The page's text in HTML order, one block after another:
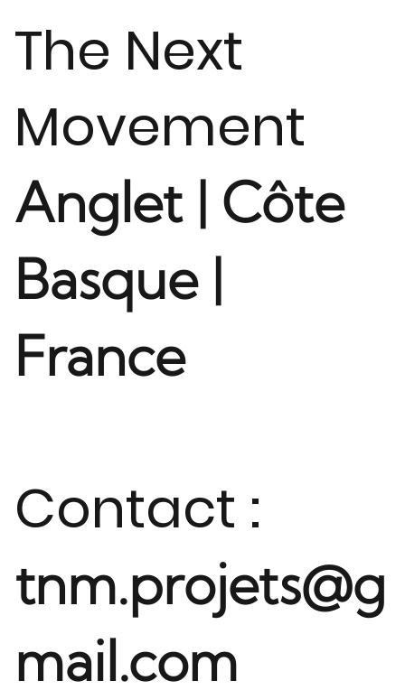
The Next
Movement
Anglet | Côte
Basque |
France
Contact :
tnm.projets@g
mail.com